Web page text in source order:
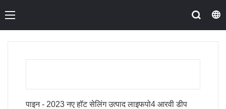
पाइन - 2023 नए हॉट सेलिंग उत्पाद लाइफपो4 आरवी डीप